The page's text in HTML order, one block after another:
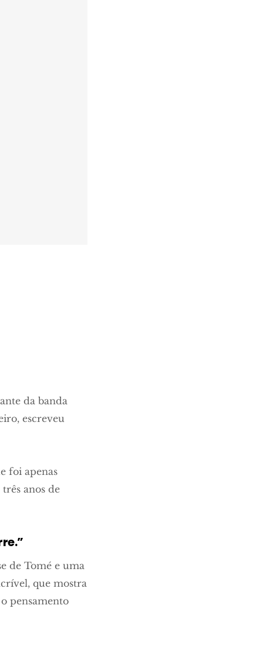
da banda
escreveu
foi apenas
anos de
de Tomé e uma
que mostra
pensamento